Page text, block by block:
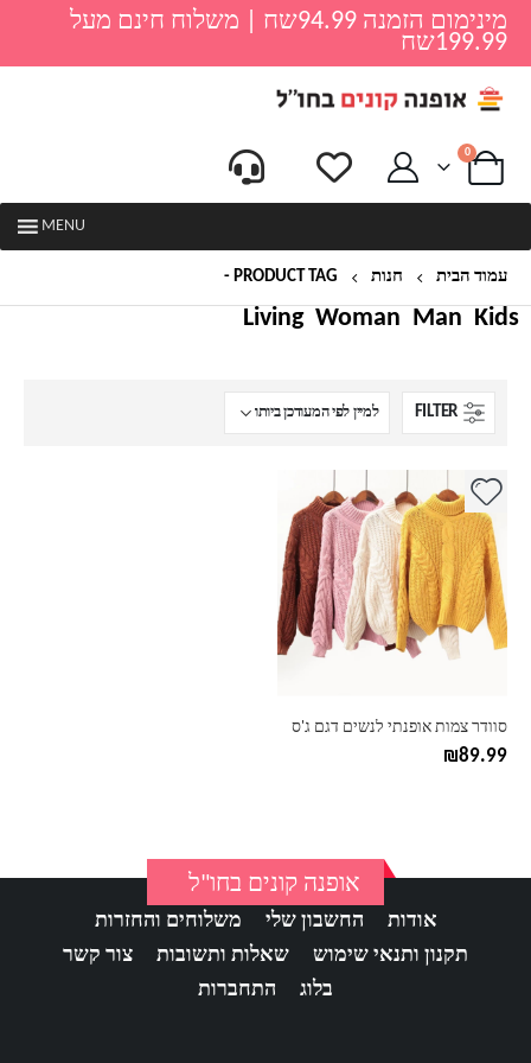
מינימום הזמנה 94.99שח | משלוח חינם מעל
199.99שח
0
MENU
עמוד הבית חנות PRODUCT TAG -
Kids
Man
Woman
Living
FILTER
סוודר צמות אופנתי לנשים דגם ג'ס
₪89.99
למוצר
יש
מספר
סוגים.
ניתן
לבחור
המוצר
אופנה קונים בחו"ל
אודות החשבון שלי
משלוחים והחזרות
תקנון ותנאי שימוש
שאלות ותשובות
צור קשר
בלוג
התחברות